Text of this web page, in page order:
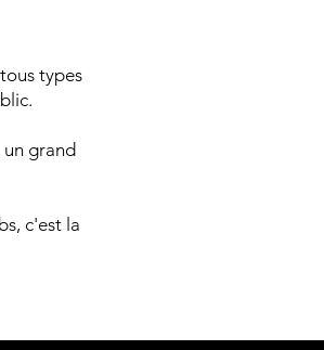
types
grand
c'est la